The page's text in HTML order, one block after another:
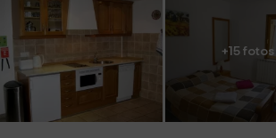
+15 fotos